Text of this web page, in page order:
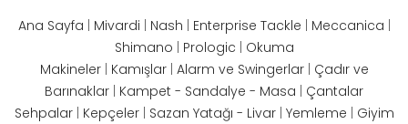
Ana Sayfa Mivardi Nash Enterprise Tackle Meccanica
Shimano
Prologic
Okuma
Makineler| Kamışlar| Alarm ve Swingerlar| Çadır ve
Barınaklar Kampet - Sandalye - Masa
Çantalar
Sehpalar| Kepçeler| Sazan Yatağı - Livar| Yemleme
Giyim